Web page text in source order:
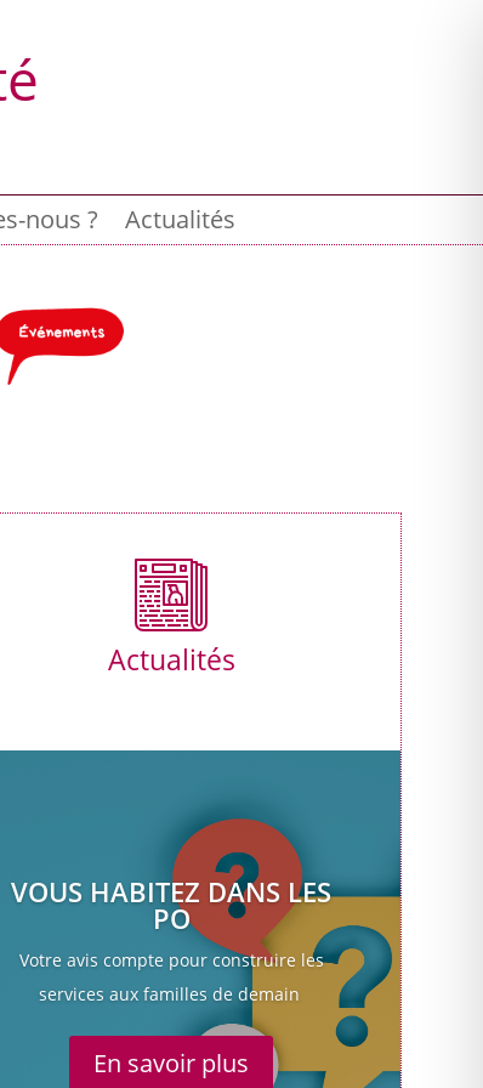
nous ? Actualités
Actualités
VOUS HABITEZ DANS LES
PO
Votre avis compte pour construire les
services aux familles de demain
En savoir plus